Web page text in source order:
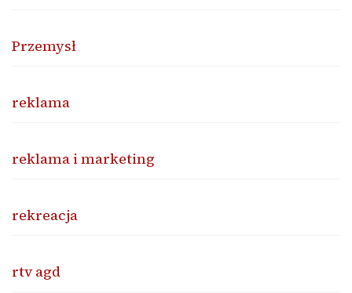
Przemysł
reklama
reklama i marketing
rekreacja
rtv agd